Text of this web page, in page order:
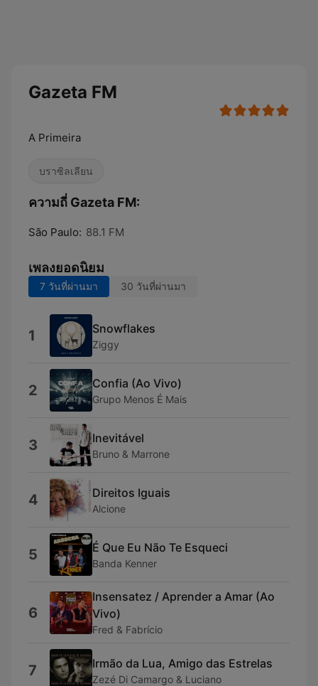
Gazeta FM
A Primeira
บราซิลเลียน
ความถี่ Gazeta FM:
São Paulo: 88.1 FM
เพลงยอดนิยม
7 วันที่ผ่านมา 30 วันที่ผ่านมา
1 Snowflakes
Ziggy
2 Confia (Ao Vivo)
Grupo Menos É Mais
3 Inevitável
Bruno & Marrone
4 Direitos Iguais
Alcione
5 É Que Eu Não Te Esqueci
Banda Kenner
6
Insensatez / Aprender a Amar (Ao
Vivo)
Fred & Fabrício
7 Irmão da Lua, Amigo das Estrelas
Zezé Di Camargo & Luciano